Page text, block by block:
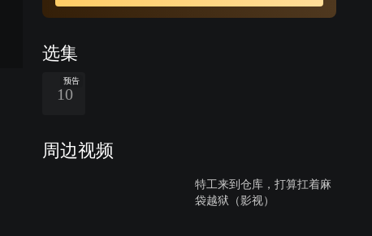
选集
预告
10
周边视频
特工来到仓库，打算扛着麻
袋越狱（影视）